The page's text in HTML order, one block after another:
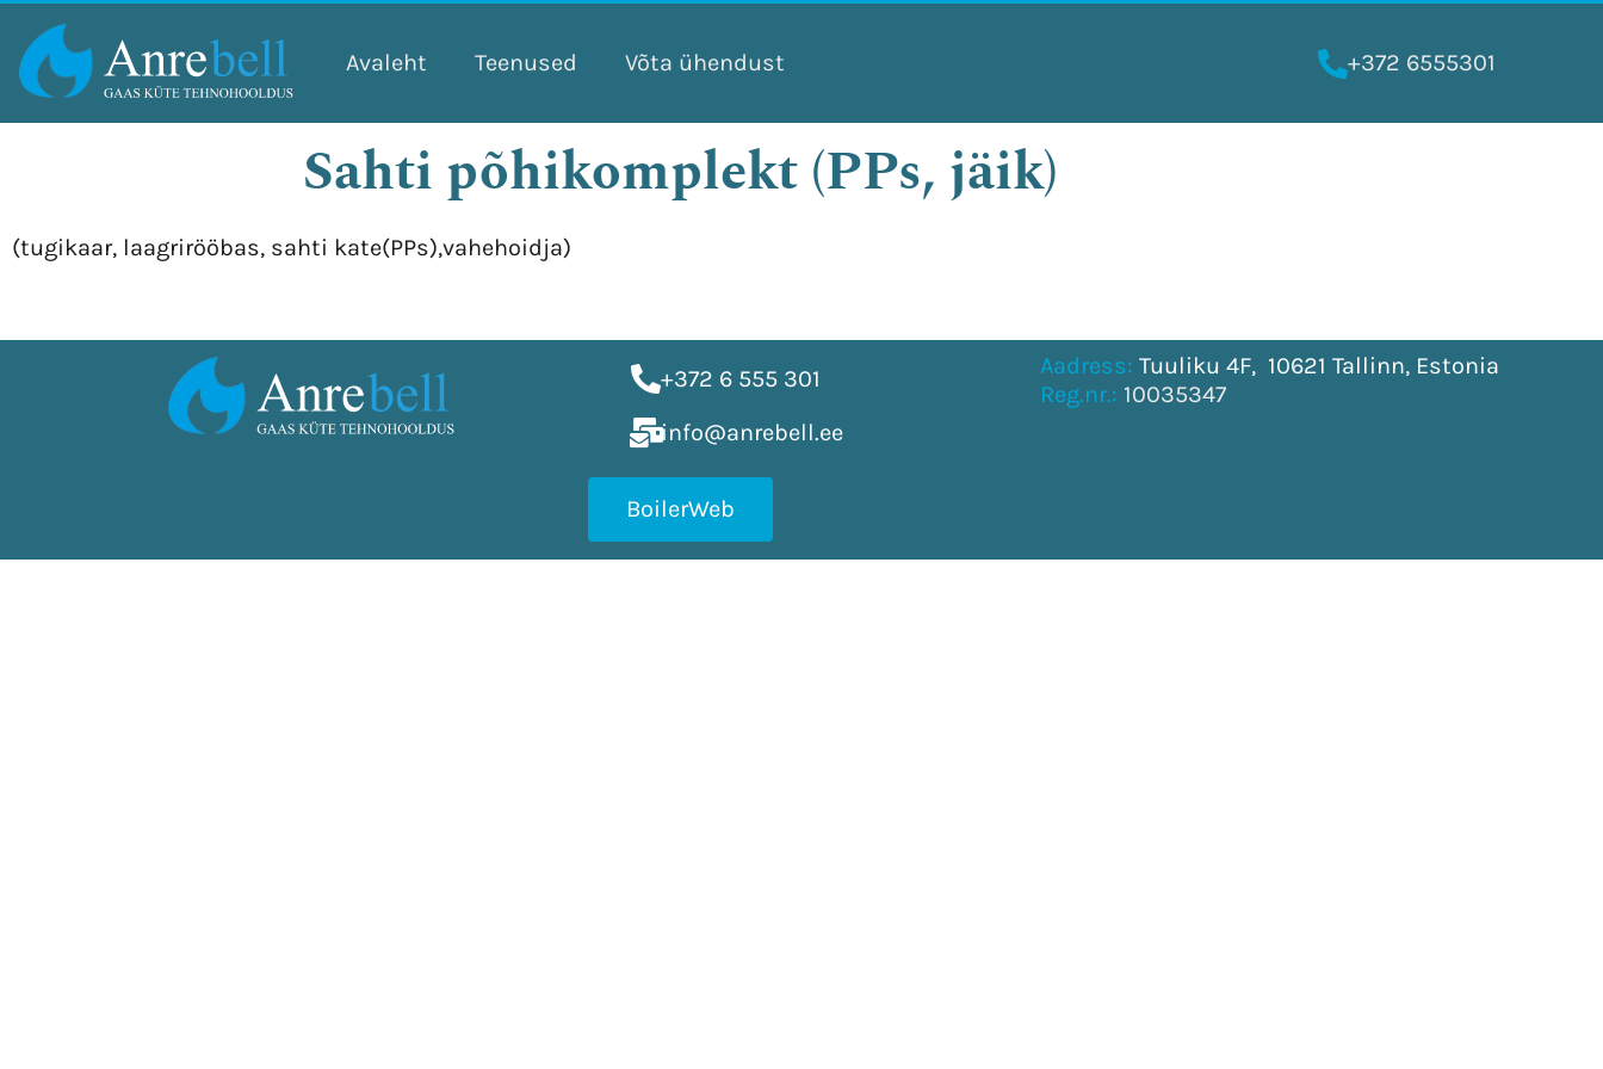
content
Avaleht Teenused Võta ühendust +372 6555301
Sahti põhikomplekt (PPs, jäik)
(tugikaar, laagrirööbas, sahti kate(PPs),vahehoidja)
+372 6 555 301
info@anrebell.ee
Aadress: Tuuliku 4F, 10621 Tallinn, Estonia
Reg.nr.: 10035347
BoilerWeb